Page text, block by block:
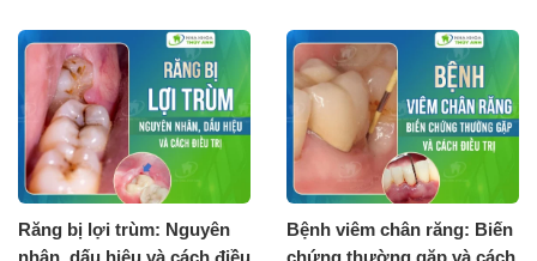
Răng bị lợi trùm: Nguyên
nhân, dấu hiệu và cách điều
Bệnh viêm chân răng: Biến
chứng thường gặp và cách